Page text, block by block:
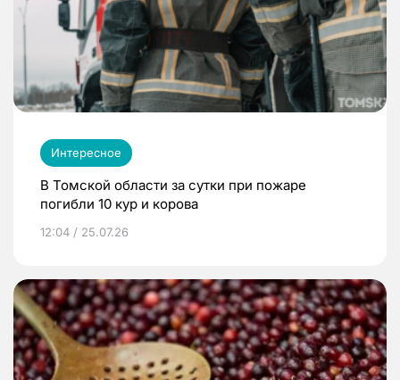
Интересное
В Томской области за сутки при пожаре
погибли 10 кур и корова
12:04 / 25.07.26